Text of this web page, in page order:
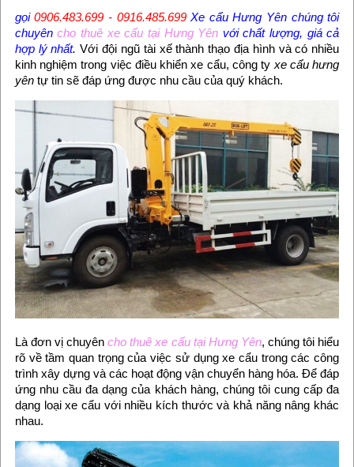
gọi0906.483.699 - 0916.485.699 Xe cẩu Hưng Yênchúng tôi
chuyêncho thuê xe cẩu tại Hưng Yên với chất lượng, giá cả
hợp lý nhất. Với đội ngũ tài xế thành thạo địa hình và có nhiều
kinh nghiệm trong việc điều khiển xe cẩu, công ty xe cẩu hưng
yên tự tin sẽ đáp ứng được nhu cầu của quý khách.
Là đơn vị chuyêncho thuê xe cẩu tại Hưng Yên, chúng tôi hiểu
rõ về tầm quan trọng của việc sử dụng xe cẩu trong các công
trình xây dựng và các hoạt động vận chuyển hàng hóa. Để đáp
ứng nhu cầu đa dạng của khách hàng, chúng tôi cung cấp đa
dạng loại xe cẩu với nhiều kích thước và khả năng nâng khác
nhau.